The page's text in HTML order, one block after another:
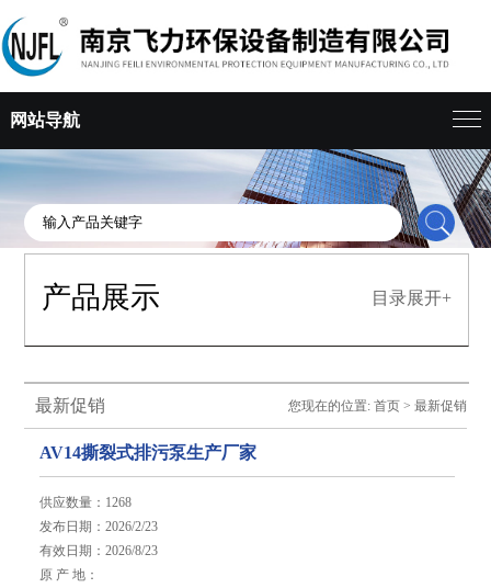
网站导航
产品展示 目录展开+
最新促销 您现在的位置: 首页> 最新促销
AV14撕裂式排污泵生产厂家
供应数量：1268
发布日期：2026/2/23
有效日期：2026/8/23
原 产 地：